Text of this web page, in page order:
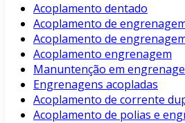
Acoplamento dentado
Acoplamento de
Acoplamento de
Acoplamento engrenagem
Manuntenção em
Engrenagens acopladas
Acoplamento de corrente
Acoplamento de polias e